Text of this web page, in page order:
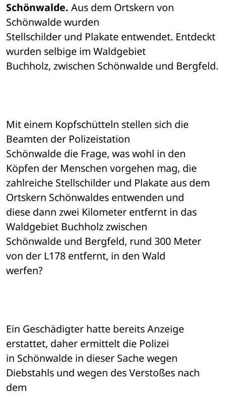
Schönwalde. Aus dem Ortskern von
Schönwalde wurden
Stellschilder und Plakate entwendet. Entdeckt
wurden selbige im Waldgebiet
Buchholz, zwischen Schönwalde und Bergfeld.
Mit einem Kopfschütteln stellen sich die
Beamten der Polizeistation
Schönwalde die Frage, was wohl in den
Köpfen der Menschen vorgehen mag, die
zahlreiche Stellschilder und Plakate aus dem
Ortskern Schönwaldes entwenden und
diese dann zwei Kilometer entfernt in das
Waldgebiet Buchholz zwischen
Schönwalde und Bergfeld, rund 300 Meter
von der L178 entfernt, in den Wald
werfen?
Ein Geschädigter hatte bereits Anzeige
erstattet, daher ermittelt die Polizei
in Schönwalde in dieser Sache wegen
Diebstahls und wegen des Verstoßes nach
dem